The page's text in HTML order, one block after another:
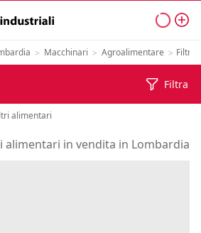
> Macchinari > Agroalimentare > Filtri
Filtra
alimentari
alimentari in vendita in Lombardia